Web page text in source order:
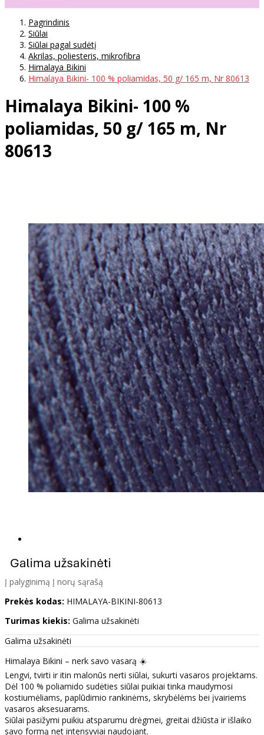
Pagrindinis
Siūlai
Siūlai pagal sudėtį
Akrilas, poliesteris, mikrofibra
Himalaya Bikini
Himalaya Bikini- 100 % poliamidas, 50 g/ 165 m, Nr 80613
Himalaya Bikini- 100 %
poliamidas, 50 g/ 165 m, Nr
80613
Į palyginimą Į norų sąrašą
Prekės kodas: HIMALAYA-BIKINI-80613
Turimas kiekis: Galima užsakinėti
Galima užsakinėti
Himalaya Bikini – nerk savo vasarą ☀️
Lengvi, tvirti ir itin malonūs nerti siūlai, sukurti vasaros projektams.
Dėl 100 % poliamido sudėties siūlai puikiai tinka maudymosi
kostiumėliams, paplūdimio rankinėms, skrybėlėms bei įvairiems
vasaros aksesuarams.
Siūlai pasižymi puikiu atsparumu drėgmei, greitai džiūsta ir išlaiko
savo formą net intensyviai naudojant.